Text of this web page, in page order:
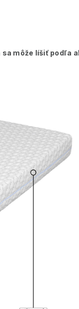
môže líšiť podľa